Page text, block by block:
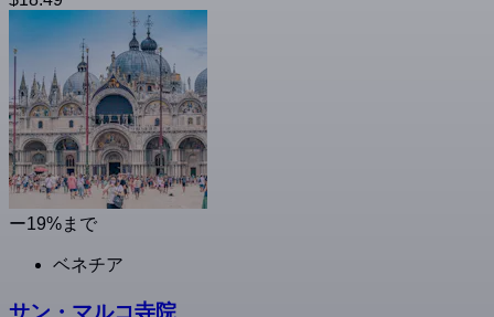
ー19%まで
ベネチア
サン・マルコ寺院